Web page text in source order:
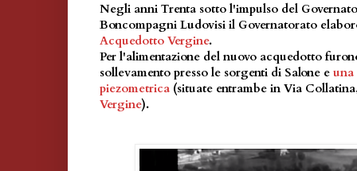
Negli anni Trenta sotto l'impulso del
Boncompagni Ludovisi il Governatorato
Acquedotto Vergine.
Per l'alimentazione del nuovo acquedotto
sollevamento presso le sorgenti di Salone e
piezometrica (situate entrambe in Via
Vergine).